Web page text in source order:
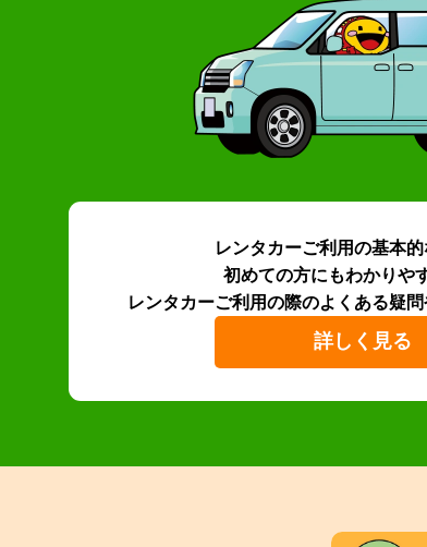
レンタカーご利用の基本
初めての方にもわかりや
レンタカーご利用の際のよくある疑問
詳しく見る